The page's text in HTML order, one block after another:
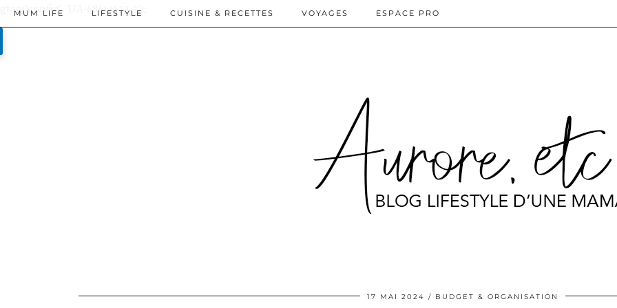
gtag('config', 'UA-68614623-1');
MUM LIFE LIFESTYLE CUISINE & RECETTES VOYAGES ESPACE PRO
17 MAI 2024 BUDGET & ORGANISATION